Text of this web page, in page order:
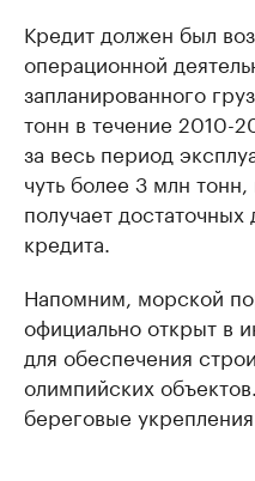
Кредит должен был
операционной
запланированного
тонн в течение 2010-
за весь период
чуть более 3 млн
получает
кредита.
Напомним, морской
официально открыт в
для обеспечения
олимпийских
береговые